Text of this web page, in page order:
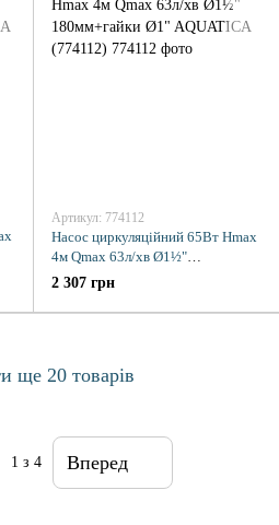
Артикул: 774112
Насос циркуляційний 65Вт Hmax
4м Qmax 63л/хв Ø1½"
180мм+гайки Ø1" AQUATICA
(774112)
2 307 грн
ще 20 товарів
1 з 4 Вперед